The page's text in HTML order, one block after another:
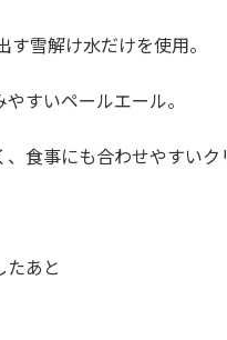
雪解け水だけを使用。
すいペールエール。
食事にも合わせやすいク
あと